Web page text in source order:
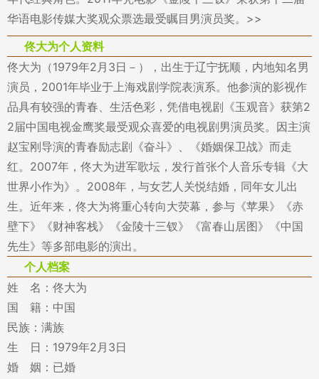
华语电影传媒大奖观众票选最受瞩目男演员奖。>>
佟大为个人资料
佟大为（1979年2月3日－），出生于辽宁抚顺，内地知名男
演员，2001年毕业于上海戏剧学院表演系。他参演的影视作
品具有较强的青春、生活色彩，凭借电视剧《玉观音》获第2
2届中国电视金鹰奖最受观众喜爱的电视剧男演员奖。因主演
赵宝刚导演的青春励志剧《奋斗》、《婚姻保卫战》而走
红。2007年，佟大为进军歌坛，发行首张个人音乐专辑《大
世界小作为》。2008年，与女艺人关悦结婚，同年女儿出
生。近年来，佟大为将重心转向大荧幕，参与《苹果》《赤
壁下》《财神客栈》《金陵十三钗》《富春山居图》《中国
先生》等多部电影的演出。
个人档案
姓 名：佟大为
国 籍：中国
民族：满族
生 日：1979年2月3日
婚 姻：已婚